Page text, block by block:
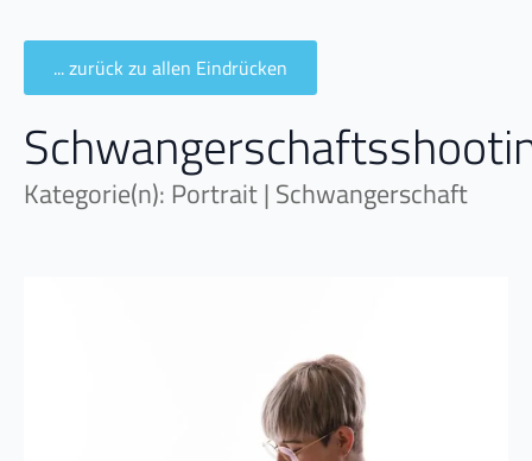
... zurück zu allen Eindrücken
Kategorie(n): Portrait | Schwangerschaft